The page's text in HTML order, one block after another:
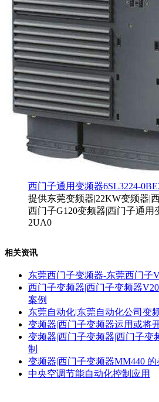
西门子通用变频器6SL3224-
提供东莞变频器|22KW变频器|
西门子G120变频器|西门子通用
2UA0
相关资讯
东莞西门子变频器-东莞西门子
西门子变频器|西门子变频器
案例
东莞自动化|东莞自动化公司变
变频器|西门子变频器运用或将
变频器|西门子变频器|西门子变
制
变频器|西门子变频器MM440 的
中央空调节能自动化控制应用